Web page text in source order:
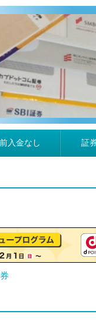
入金なし 証